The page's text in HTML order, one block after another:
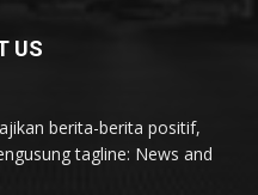
US
berita-berita positif,
tagline: News and